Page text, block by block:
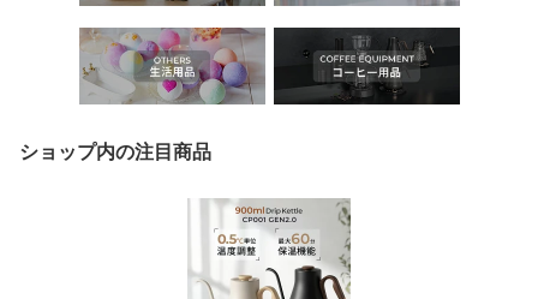
ショップ内の注目商品